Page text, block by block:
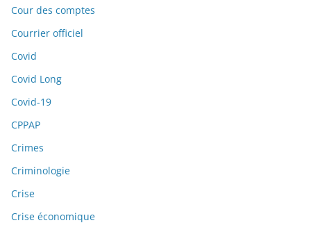
Cour des comptes
Courrier officiel
Covid
Covid Long
Covid-19
CPPAP
Crimes
Criminologie
Crise
Crise économique